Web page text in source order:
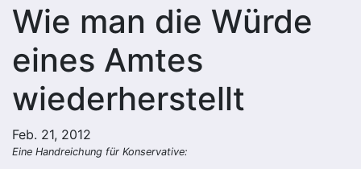
Wie man die Würde
eines Amtes
wiederherstellt
Feb. 21, 2012
Eine Handreichung für Konservative: